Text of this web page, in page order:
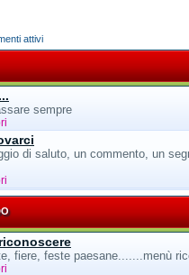
attivi
sempre
di saluto, un commento, un
fiere, feste paesane.......menù